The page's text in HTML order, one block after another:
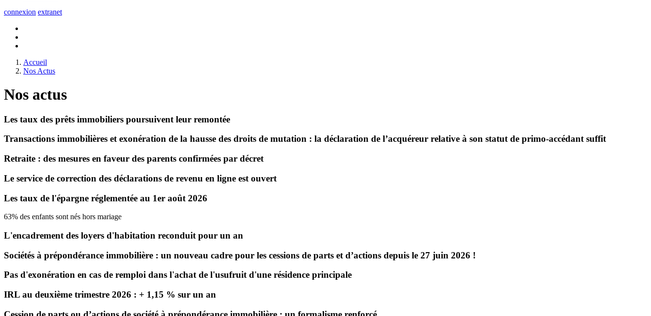
connexion extranet
Accueil
Nos Actus
Nos actus
Les taux des prêts immobiliers poursuivent leur remontée
Transactions immobilières et exonération de la hausse des droits de mutation : la déclaration de l’acquéreur relative à son statut de primo-accédant suffit
Retraite : des mesures en faveur des parents confirmées par décret
Le service de correction des déclarations de revenu en ligne est ouvert
Les taux de l'épargne réglementée au 1er août 2026
63% des enfants sont nés hors mariage
L'encadrement des loyers d'habitation reconduit pour un an
Sociétés à prépondérance immobilière : un nouveau cadre pour les cessions de parts et d’actions depuis le 27 juin 2026 !
Pas d'exonération en cas de remploi dans l'achat de l'usufruit d'une résidence principale
IRL au deuxième trimestre 2026 : + 1,15 % sur un an